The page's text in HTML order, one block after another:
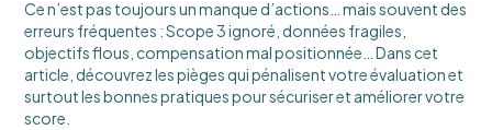
Ce n’est pas toujours un manque d’actions… mais souvent des
erreurs fréquentes : Scope 3 ignoré, données fragiles,
objectifs flous, compensation mal positionnée… Dans cet
article, découvrez les pièges qui pénalisent votre évaluation et
surtout les bonnes pratiques pour sécuriser et améliorer votre
score.